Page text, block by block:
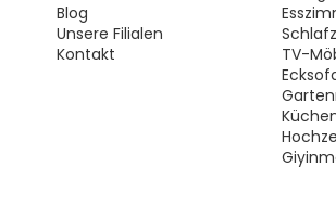
Blog
Unsere Filialen
Kontakt
TV-